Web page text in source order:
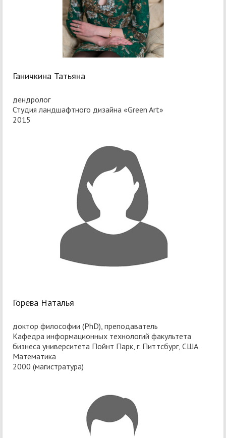
Ганичкина Татьяна
дендролог
Студия ландшафтного дизайна «Green Art»
2015
Горева Наталья
доктор философии (PhD), преподаватель
Кафедра информационных технологий факультета
бизнеса университета Пойнт Парк, г. Питтсбург, США
Математика
2000 (магистратура)